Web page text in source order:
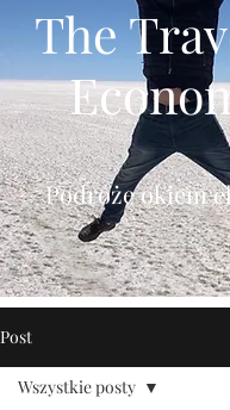
The
Podróże okiem
Post
Wszystkie posty